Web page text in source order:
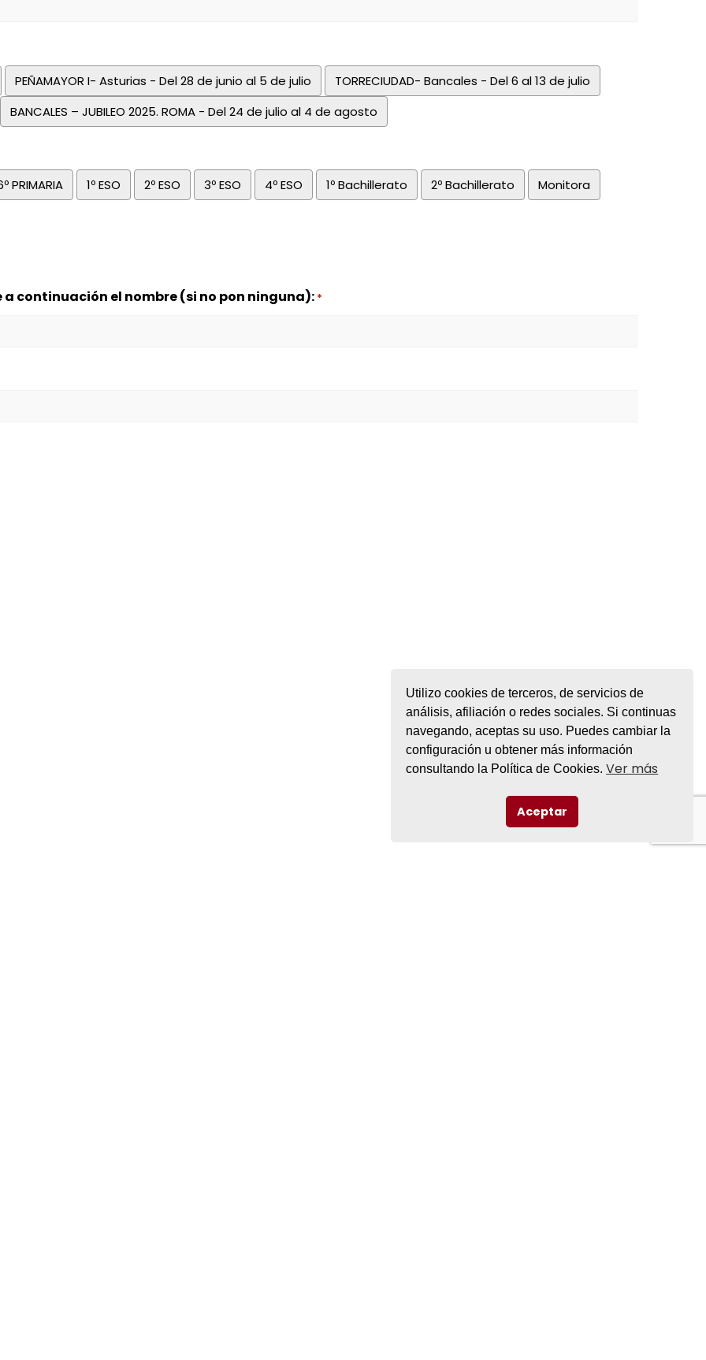
PEÑAMAYOR I- Asturias - Del 28 de junio al 5 de julio
TORRECIUDAD- Bancales - Del 6 al 13 de julio
BANCALES – JUBILEO 2025. ROMA - Del 24 de julio al 4 de agosto
PRIMARIA 1º ESO 2º ESO 3º ESO 4º ESO 1º Bachillerato 2º Bachillerato Monitora
continuación el nombre (si no pon ninguna): *
Utilizo cookies de terceros, de servicios de
análisis, afiliación o redes sociales. Si continuas
navegando, aceptas su uso. Puedes cambiar la
configuración u obtener más información
consultando la Política de Cookies.Ver más
Aceptar